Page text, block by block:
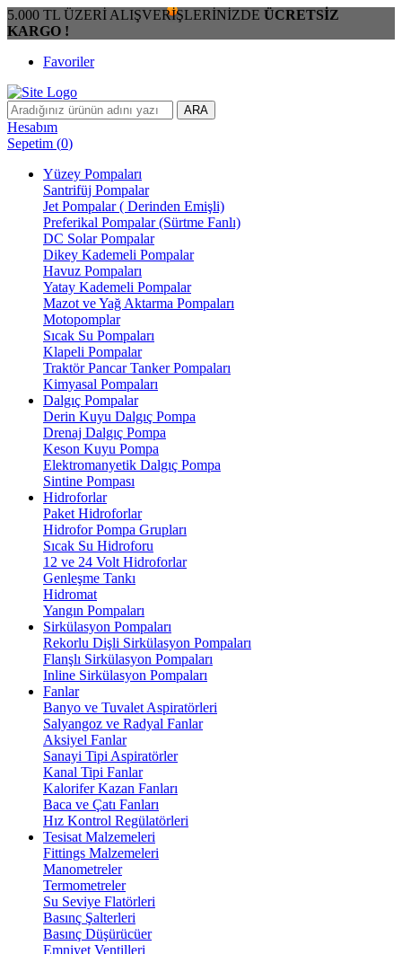
5.000 TL ÜZERİ ALIŞVERİŞLERİNİZDE ÜCRETSİZ
KARGO !
Favoriler
ARA
Hesabım
Sepetim (0)
Yüzey Pompaları
Santrifüj Pompalar
Jet Pompalar ( Derinden Emişli)
Preferikal Pompalar (Sürtme Fanlı)
DC Solar Pompalar
Dikey Kademeli Pompalar
Havuz Pompaları
Yatay Kademeli Pompalar
Mazot ve Yağ Aktarma Pompaları
Motopomplar
Sıcak Su Pompaları
Klapeli Pompalar
Traktör Pancar Tanker Pompaları
Kimyasal Pompaları
Dalgıç Pompalar
Derin Kuyu Dalgıç Pompa
Drenaj Dalgıç Pompa
Keson Kuyu Pompa
Elektromanyetik Dalgıç Pompa
Sintine Pompası
Hidroforlar
Paket Hidroforlar
Hidrofor Pompa Grupları
Sıcak Su Hidroforu
12 ve 24 Volt Hidroforlar
Genleşme Tankı
Hidromat
Yangın Pompaları
Sirkülasyon Pompaları
Rekorlu Dişli Sirkülasyon Pompaları
Flanşlı Sirkülasyon Pompaları
Inline Sirkülasyon Pompaları
Fanlar
Banyo ve Tuvalet Aspiratörleri
Salyangoz ve Radyal Fanlar
Aksiyel Fanlar
Sanayi Tipi Aspiratörler
Kanal Tipi Fanlar
Kalorifer Kazan Fanları
Baca ve Çatı Fanları
Hız Kontrol Regülatörleri
Tesisat Malzemeleri
Fittings Malzemeleri
Manometreler
Termometreler
Su Seviye Flatörleri
Basınç Şalterleri
Basınç Düşürücüer
Emniyet Ventilleri